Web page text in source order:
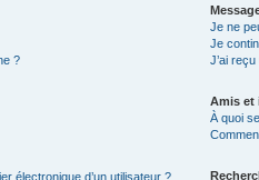
?
électronique d’un utilisateur ?
Je ne
Je
J’ai
Amis et
À quoi